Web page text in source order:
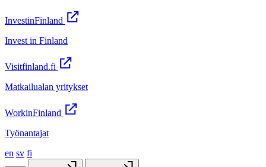
InvestinFinland
Invest in Finland
Visitfinland.fi
Matkailualan yritykset
WorkinFinland
Työnantajat
en sv fi